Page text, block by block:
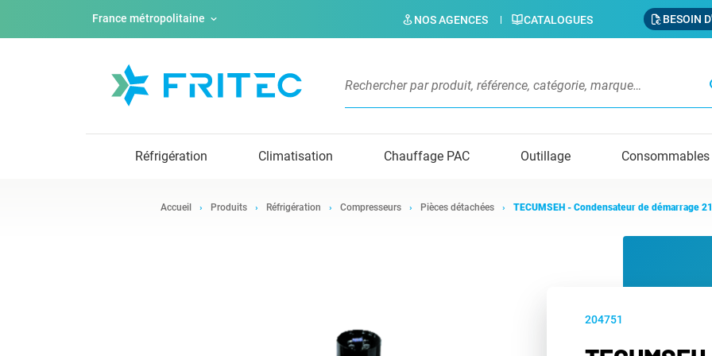
France métropolitaine NOS AGENCES CATALOGUES BESOIN
Réfrigération Climatisation Chauffage PAC Outillage Consommables
Accueil Produits Réfrigération Compresseurs Pièces détachées TECUMSEH - Condensateur de démarrage
204751